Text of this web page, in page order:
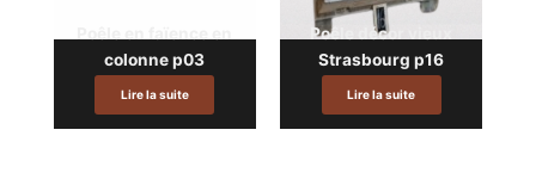
colonne p03
Lire la suite
Poêle décor vieux
Strasbourg p16
Lire la suite